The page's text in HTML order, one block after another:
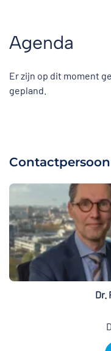
Agenda
Er zijn op dit moment
gepland.
Contactpersoon
Dr.